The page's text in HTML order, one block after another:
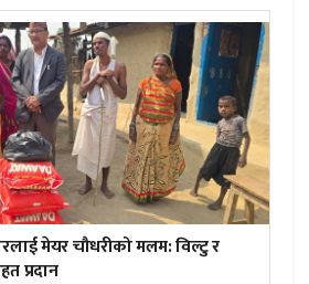
मेयर चौधरीको मलम: विल्टु र
प्रदान